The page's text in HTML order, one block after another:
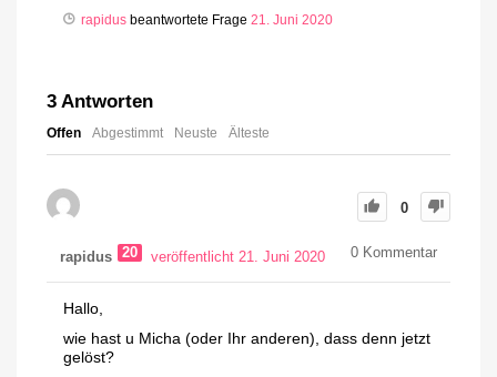
rapidus beantwortete Frage 21. Juni 2020
3 Antworten
Offen Abgestimmt Neuste Älteste
0
rapidus 20 veröffentlicht 21. Juni 2020 0 Kommentar
Hallo,
wie hast u Micha (oder Ihr anderen), dass denn jetzt
gelöst?